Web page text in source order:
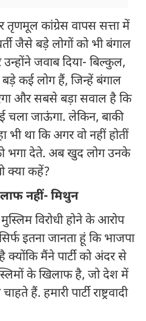
कांग्रेस वापस सत्ता में
जैसे बड़े लोगों को भी बंगाल
जवाब दिया- बिल्कुल,
कई लोग हैं, जिन्हें बंगाल
और सबसे बड़ा सवाल है कि
चला जाऊंगा. लेकिन, बाकी
भी था कि अगर वो नहीं होतीं
भगा देते. अब खुद लोग उनके
क्या कहें?
नहीं- मिथुन
विरोधी होने के आरोप
इतना जानता हूं कि भाजपा
मैंने पार्टी को अंदर से
के खिलाफ है, जो देश में
हैं. हमारी पार्टी राष्ट्रवादी